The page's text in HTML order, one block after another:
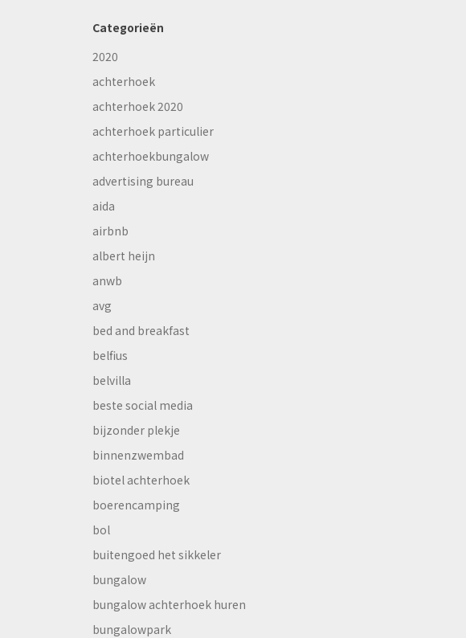
Categorieën
2020
achterhoek
achterhoek 2020
achterhoek particulier
achterhoekbungalow
advertising bureau
aida
airbnb
albert heijn
anwb
avg
bed and breakfast
belfius
belvilla
beste social media
bijzonder plekje
binnenzwembad
biotel achterhoek
boerencamping
bol
buitengoed het sikkeler
bungalow
bungalow achterhoek huren
bungalowpark